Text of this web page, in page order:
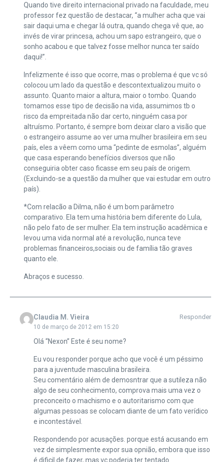
Quando tive direito internacional privado na faculdade, meu
professor fez questão de destacar, “a mulher acha que vai
sair daqui uma e chegar lá outra, quando chega vê que, ao
invés de virar princesa, achou um sapo estrangeiro, que o
sonho acabou e que talvez fosse melhor nunca ter saído
daqui!”.
Infelizmente é isso que ocorre, mas o problema é que vc só
colocou um lado da questão e descontextualizou muito o
assunto. Quanto maior a altura, maior o tombo. Quando
tomamos esse tipo de decisão na vida, assumimos tb o
risco da empreitada não dar certo, ninguém casa por
altruísmo. Portanto, é sempre bom deixar claro a visão que
o estrangeiro assume ao ver uma mulher brasileira em seu
país, eles a vêem como uma “pedinte de esmolas”, alguém
que casa esperando benefícios diversos que não
conseguiria obter caso ficasse em seu país de origem.
(Excluindo-se a questão da mulher que vai estudar em outro
país).
*Com relacão a Dilma, não é um bom parâmetro
comparativo. Ela tem uma história bem diferente do Lula,
não pelo fato de ser mulher. Ela tem instrução acadêmica e
levou uma vida normal até a revolução, nunca teve
problemas financeiros,sociais ou de família tão graves
quanto ele.
Abraços e sucesso.
Claudia M. Vieira
10 de março de 2012 em 15:20
Responder
Olá “Nexon” Este é seu nome?
Eu vou responder porque acho que você é um péssimo
para a juventude masculina brasileira.
Seu comentário além de demosntrar que a sutileza não
algo de seu conhecimento, comprova mais uma vez o
preconceito o machismo e o autoritarismo com que
algumas pessoas se colocam diante de um fato verídico
e incontestável.
Respondendo por acusações. porque está acusando em
vez de simplesmente expor sua opnião, embora que isso
é dificil de fazer, mas vc poderia ter tentado.